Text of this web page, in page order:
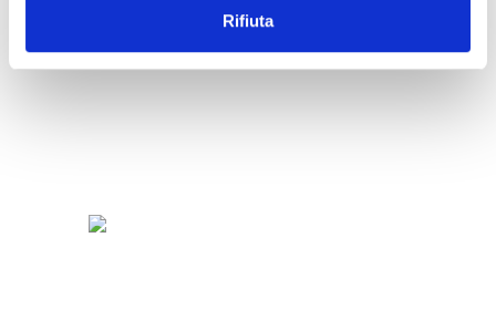
Rifiuta